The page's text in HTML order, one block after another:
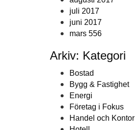
juli 2017
juni 2017
mars 556
Arkiv: Kategori
Bostad
Bygg & Fastighet
Energi
Företag i Fokus
Handel och Kontor